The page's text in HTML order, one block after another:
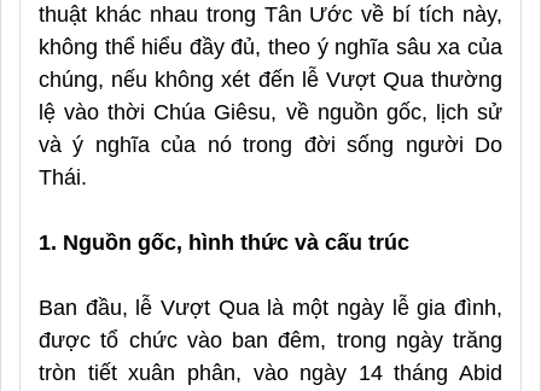
thuật khác nhau trong Tân Ước về bí tích này,
không thể hiểu đầy đủ, theo ý nghĩa sâu xa của
chúng, nếu không xét đến lễ Vượt Qua thường
lệ vào thời Chúa Giêsu, về nguồn gốc, lịch sử
và ý nghĩa của nó trong đời sống người Do
Thái.
1. Nguồn gốc, hình thức và cấu trúc
Ban đầu, lễ Vượt Qua là một ngày lễ gia đình,
được tổ chức vào ban đêm, trong ngày trăng
tròn tiếtxuân phân, vào ngày 14 tháng Abid